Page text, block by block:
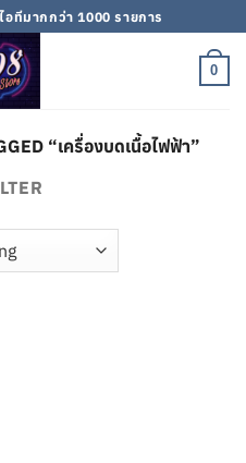
อทีมากกว่า 1000 รายการ
0
“เครื่องบดเนื้อไฟฟ้า”